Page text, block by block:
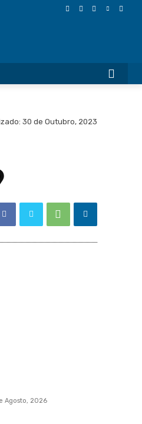
30 de Outubro, 2023
Agosto, 2026